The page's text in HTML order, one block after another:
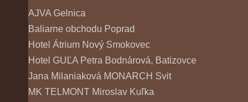
AJVA Gelnica
Baliarne obchodu Poprad
Hotel Átrium Nový Smokovec
Hotel GUĽA Petra Bodnárová, Batizovce
Jana Milaniaková MONARCH Svit
MK TELMONT Miroslav Kuľka